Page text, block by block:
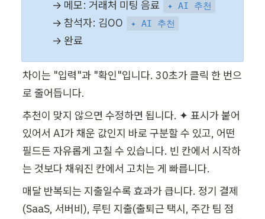
→ 메모: 거래처 미팅 음료 ✦ AI 추천
→ 참석자: 김OO ✦ AI 추천
→ 완료
차이는 "입력"과 "확인"입니다. 30초가 클릭 한 번으
로 줄어듭니다.
추천이 맞지 않으면 수정하면 됩니다. ✦ 표시가 붙어
있어서 AI가 채운 값인지 바로 구분할 수 있고, 어떤
필드든 자유롭게 고칠 수 있습니다. 빈 칸에서 시작하
는 것보다 채워진 칸에서 고치는 게 빠릅니다.
매달 반복되는 지출일수록 효과가 큽니다. 정기 결제
(SaaS, 서버비), 루틴 지출(출퇴근 택시, 주간 팀 점